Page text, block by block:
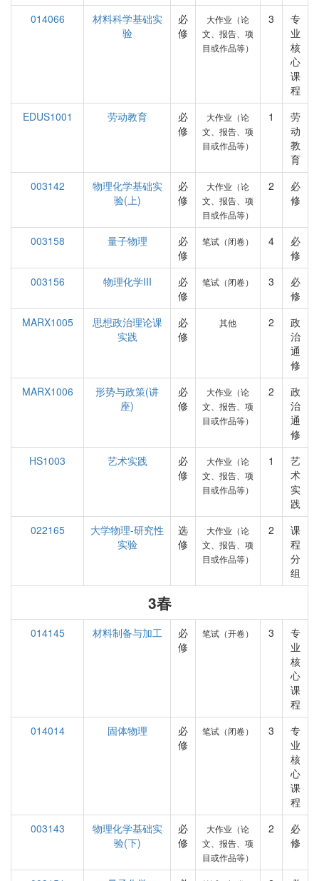
014066
材料科学基础实
验
必
修
大作业（论
文、报告、项
目或作品等）
3
专
业
核
心
课
程
EDUS1001
劳动教育
必
修
大作业（论
文、报告、项
目或作品等）
1
劳
动
教
育
003142
物理化学基础实
验(上)
必
修
大作业（论
文、报告、项
目或作品等）
2
必
修
003158 量子物理
必
修
笔试（闭卷） 4
必
修
003156
物理化学III
必
修
笔试（闭卷） 3
必
修
MARX1005
思想政治理论课
实践
必
修
其他 2
政
治
通
修
MARX1006
形势与政策(讲
座)
必
修
大作业（论
文、报告、项
目或作品等）
2
政
治
通
修
HS1003
艺术实践
必
修
大作业（论
文、报告、项
目或作品等）
1
艺
术
实
践
022165
大学物理-研究性
实验
选
修
大作业（论
文、报告、项
目或作品等）
2
课
程
分
组
3春
014145 材料制备与加工
必
修
笔试（开卷） 3
专
业
核
心
课
程
014014
固体物理
必
修
笔试（闭卷） 3
专
业
核
心
课
程
003143
物理化学基础实
验(下)
必
修
大作业（论
文、报告、项
目或作品等）
2
必
修